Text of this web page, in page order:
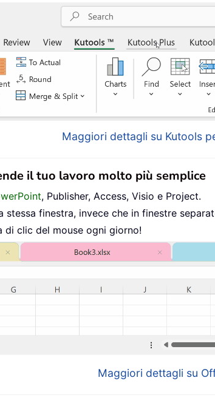
Maggiori dettagli su Kutools
il tuo lavoro molto più semplice
, Publisher, Access, Visio e Project.
stessa finestra, invece che in finestre
di clic del mouse ogni giorno!
Maggiori dettagli su